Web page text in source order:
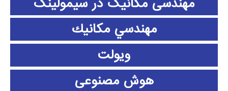
مهندسي مكانيك
ویولت
هوش مصنوعی